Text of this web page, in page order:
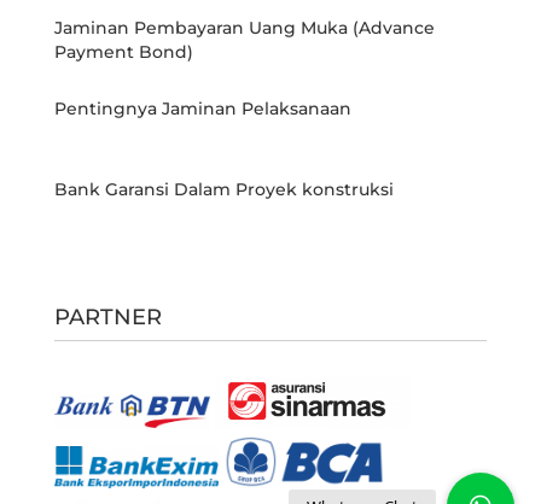
Jaminan Pembayaran Uang Muka (Advance
Payment Bond)
Pentingnya Jaminan Pelaksanaan
Bank Garansi Dalam Proyek konstruksi
PARTNER